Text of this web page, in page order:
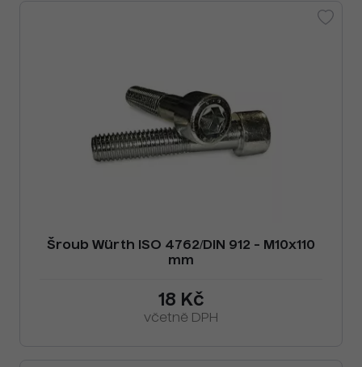
Šroub Würth ISO 4762/DIN 912 - M10x110
mm
18 Kč
včetně DPH